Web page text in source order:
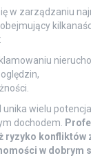
w zarządzaniu
unika wielu
dochodem.
ryzyko konfliktów
w dobrym